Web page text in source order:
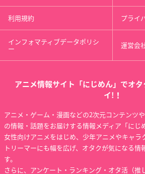
利用規約 プライ
インフォマティブデータポリシ
ー 運営会
アニメ情報サイト「にじめん」でオタ
イ!！
アニメ・ゲーム・漫画などの2次元コンテンツ
の情報・話題をお届けする情報メディア「にじ
女性向けアニメをはじめ、少年アニメやキャラ
トリーマーにも幅を広げ、オタクが気になる情
す。
さらに、アンケート・ランキング・オタ活（推